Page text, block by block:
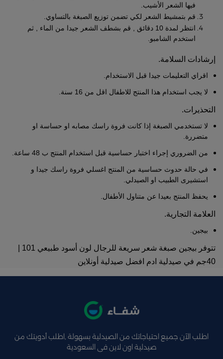
فيها الشعر الأشيب.
قم بتمشيط الشعر لكي تضمن توزيع الصبغة بالتساوي.
انتظر لمدة 10 دقائق , قم بشطف الشعر جيدا من الماء , ثم
استخدم الشامبو.
إرشادات السلامة.
اقراي التعليمات جيدا قبل الاستخدام.
لا يجب استخدام هذا المنتج للاطفال اقل من 16 سنة.
التحذيرا ت.
لا تستخدمي الصبغة إذا كانت فروة راسك مصابه او حساسة او
متضررة.
من الضروري إجراء اختبار حساسية قبل استخدام المنتج ب 48 ساعة.
في حالة حدوث حساسية من المنتج اغسلي فروة راسك جيدا و
استشيرى الطبيب او الصيدلي.
يحفظ المنتج بعيدا عن متناول الأطفال.
العلامة التجارية.
بيجين.
تتوفر
40جم في صيدلية ادم افضل صيدلية أونلاين
اطلب الآن جميع احتياجاتك من الصيدلية بسهولة ,اطلب أدويتك من
صيدلية اون لاين فى السعودية